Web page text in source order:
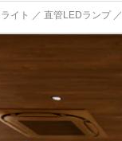
イト ／ 直管LEDランプ